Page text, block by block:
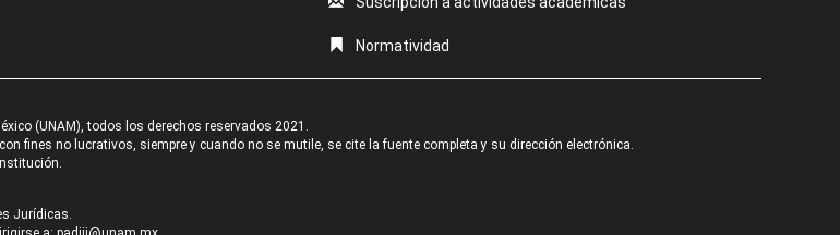
Normatividad
(UNAM), todos los derechos reservados 2021.
fines no lucrativos, siempre y cuando no se mutile, se cite la fuente completa y su dirección electrónica.
Jurídicas.